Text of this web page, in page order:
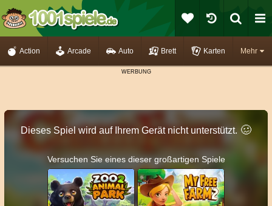
Mehr
Action Arcade Auto Brett Karten
Dieses Spiel wird auf Ihrem Gerät nicht unterstützt. 🥴️
Versuchen Sie eines dieser großartigen Spiele